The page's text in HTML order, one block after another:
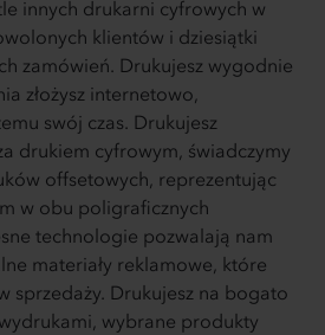
innych drukarni cyfrowych w
klientów i dziesiątki
zamówień. Drukujesz wygodnie
złożysz internetowo,
swój czas. Drukujesz
drukiem cyfrowym, świadczymy
offsetowych, reprezentując
w obu poligraficznych
technologie pozwalają nam
materiały reklamowe, które
sprzedaży. Drukujesz na bogato
wybrane produkty